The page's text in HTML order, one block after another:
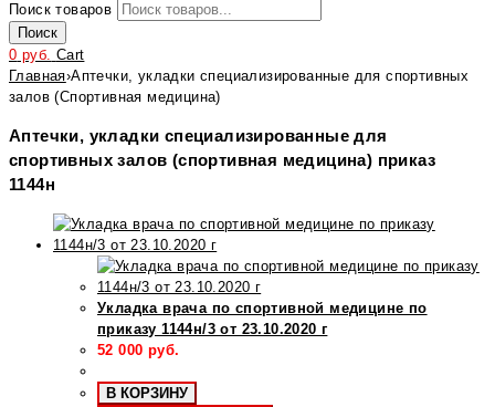
Поиск товаров
Поиск
0 руб. Cart
Главная›Аптечки, укладки специализированные для спортивных
залов (Спортивная медицина)
Аптечки, укладки специализированные для
спортивных залов (спортивная медицина) приказ
1144н
Укладка врача по спортивной медицине по
приказу 1144н/3 от 23.10.2020 г
52 000 руб.
В КОРЗИНУ